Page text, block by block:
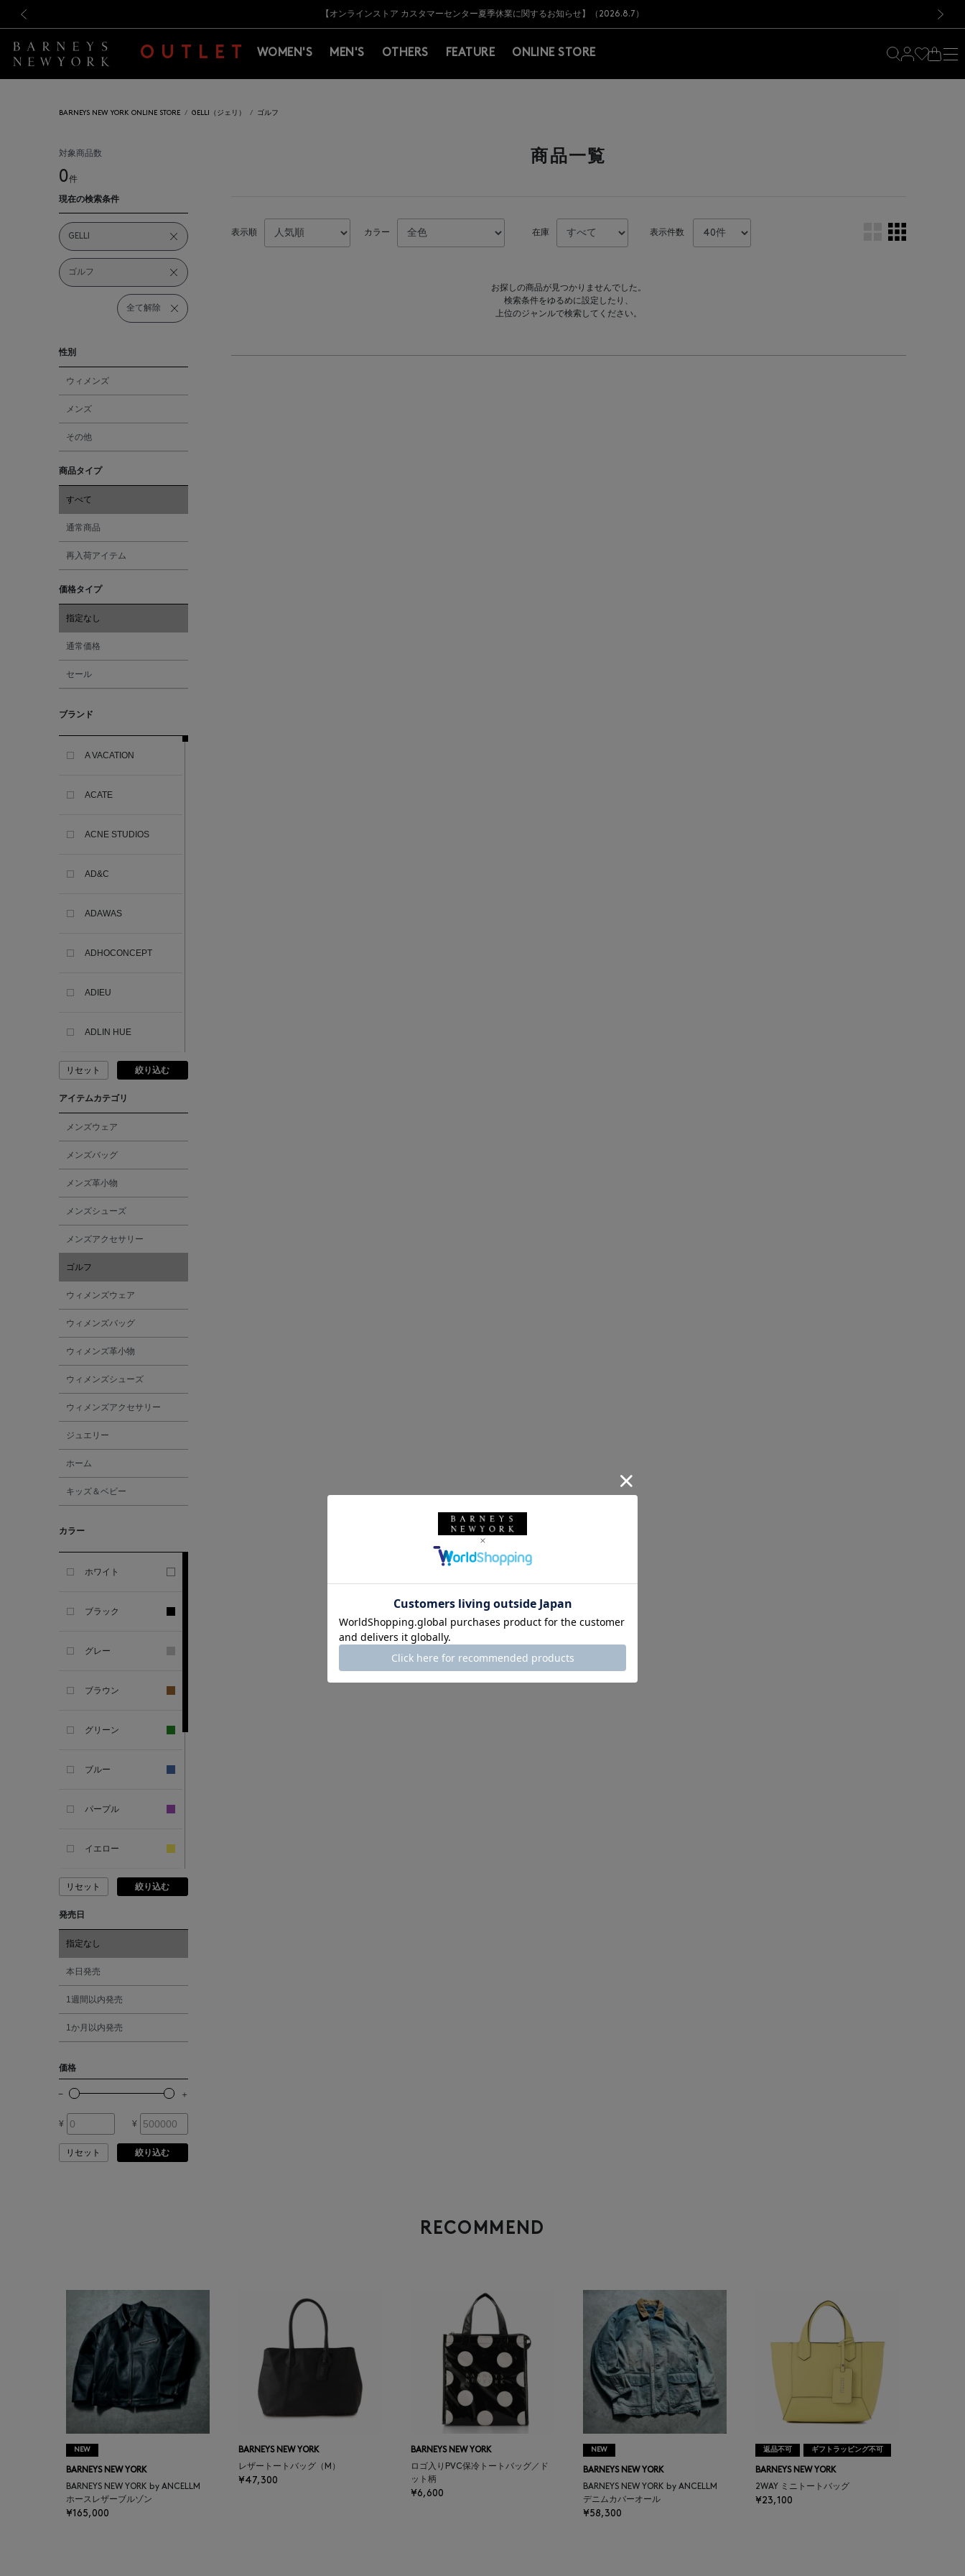
新規登録のお客様も対象！＜MY BARNEYS＞会員のお客様は11,000円（税込）以上のお買上げで常時送料無料！お買い物の際は会員登録を！
【夏季休業に伴う出荷一時停止のお知らせ】(2026.8.7)
【オンラインストア カスタマーセンター夏季休業に関するお知らせ】（2026.8.7）
【夏季休業に伴う返品・交換承り一時停止のお知らせ】（2026.8.5）
熊本県を中心とした地震の影響によるお荷物のお届けについて
【開催中】SUMMER SALEのご案内・ご注意事項
新規登録のお客様も対象！＜MY BARNEYS＞会員のお客様は11,000円（税込）以上のお買上げで常時送料無料！お買い物の際は会員登録を！
【夏季休業に伴う出荷一時停止のお知らせ】(2026.8.7)
OUTLET WOMEN'S MEN'S OTHERS FEATURE ONLINE STORE
BARNEYS NEW YORK ONLINE STORE GELLI（ジェリ） ゴルフ
対象商品数
0件
現在の検索条件
GELLI
ゴルフ
全て解除
性別
ウィメンズ
メンズ
その他
商品タイプ
すべて
通常商品
再入荷アイテム
価格タイプ
指定なし
通常価格
セール
ブランド
A VACATION
ACATE
ACNE STUDIOS
AD&C
ADAWAS
ADHOCONCEPT
ADIEU
ADLIN HUE
ADVISORY BOARD
AESOP
ALBERT THURSTON
ALESSANDRO
GHERARDI
ALL THE WAYS TO SAY
ALPO
ALTEA
AMOMENTO
ANCIENT GREEK
ATELIER AMBOISE
FIRENZE
AURALEE
BALENCIAGA
BARBA
BARNEYS NEW YORK
BASERANGE
BE.ABLE
リセット 絞り込む
アイテムカテゴリ
メンズウェア
メンズバッグ
メンズ革小物
メンズシューズ
メンズアクセサリー
ゴルフ
ウィメンズウェア
ウィメンズバッグ
ウィメンズ革小物
ウィメンズシューズ
ウィメンズアクセサリー
ジュエリー
ホーム
キッズ＆ベビー
カラー
ホワイト
ブラック
グレー
ブラウン
グリーン
ブルー
パープル
イエロー
ピンク
レッド
オレンジ
シルバー
リセット 絞り込む
発売日
指定なし
本日発売
1週間以内発売
1か月以内発売
価格
¥ ¥
リセット 絞り込む
商品一覧
表示順 カラー 在庫 表示件数
お探しの商品が見つかりませんでした。
検索条件をゆるめに設定したり、
上位のジャンルで検索してください。
RECOMMEND
NEW
BARNEYS NEW YORK
BARNEYS NEW YORK by ANCELLM
ホースレザーブルゾン
¥165,000
BARNEYS NEW YORK
レザートートバッグ（M）
¥47,300
BARNEYS NEW YORK
ロゴ入りPVC保冷トートバッグ／ド
ット柄
¥6,600
NEW
BARNEYS NEW YORK
BARNEYS NEW YORK by ANCELLM
デニムカバーオール
¥58,300
返品不可 ギフトラッピング不可
BARNEYS NEW YORK
2WAY ミニトートバッグ
¥23,100